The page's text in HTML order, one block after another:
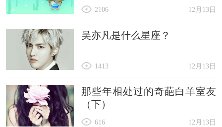
12月13日
2106
吴亦凡是什么星座？
12月13日
1413
那些年相处过的奇葩白羊室友
（下）
12月13日
616